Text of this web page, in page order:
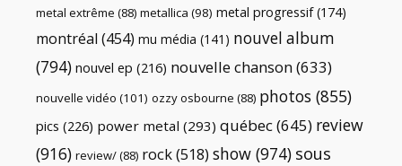
metal extrême (88) metallica (98) metal progressif(174)
montréal (454) mu média (141) nouvel album
(794) nouvel ep (216) nouvelle chanson(633)
nouvelle vidéo (101) ozzy osbourne (88) photos (855)
pics (226) power metal (293) québec(645) review
(916) review/(88) rock(518) show (974) sous